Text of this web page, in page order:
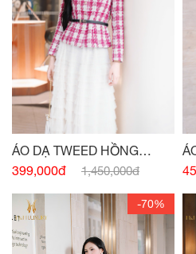
ÁO DẠ TWEED HỒNG
FUCHSIA
399,000đ 1,450,000đ
-70%